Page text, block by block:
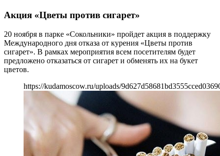
Акция «Цветы против сигарет»
20 ноября в парке «Сокольники» пройдет акция в поддержку
Международного дня отказа от курения «Цветы против
сигарет». В рамках мероприятия всем посетителям будет
предложено отказаться от сигарет и обменять их на букет
цветов.
https://kudamoscow.ru/uploads/